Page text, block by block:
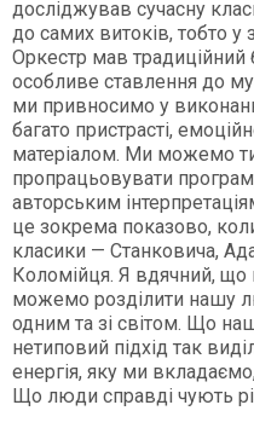
досліджував сучасну
до самих витоків, тобто
Оркестр мав
особливе ставлення до
ми привносимо у
багато пристрасті,
матеріалом. Ми можемо
пропрацьовувати
авторським
це зокрема показово,
класики — Станковича,
Коломійця. Я вдячний, що
можемо розділити нашу
одним та зі світом. Що
нетиповий підхід так
енергія, яку ми
Що люди справді чують